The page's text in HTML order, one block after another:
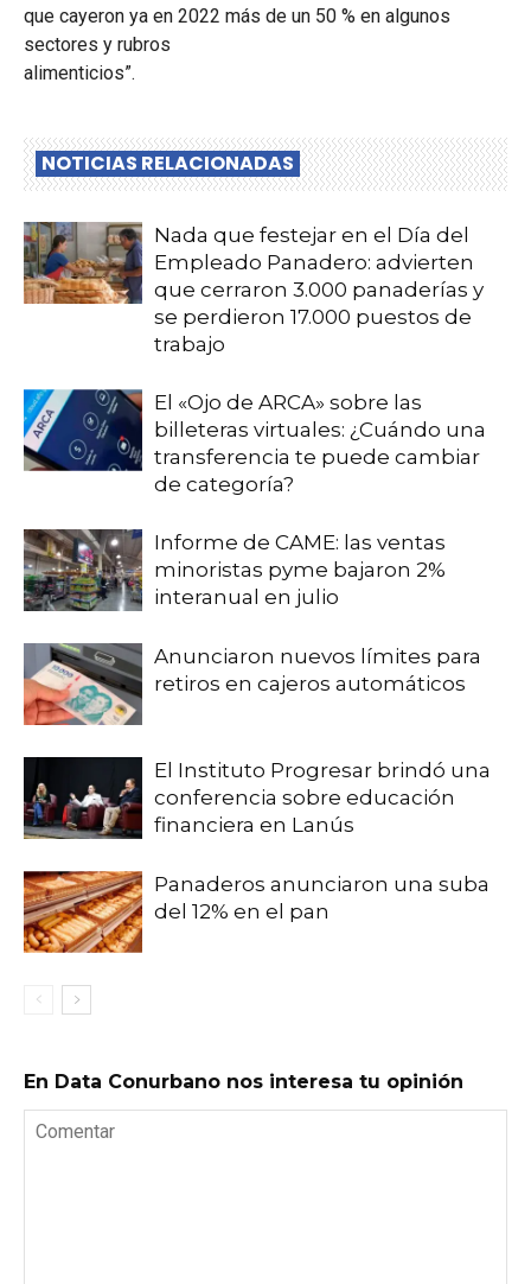
que cayeron ya en 2022 más de un 50 % en algunos
sectores y rubros
alimenticios”.
NOTICIAS RELACIONADAS
Nada que festejar en el Día del
Empleado Panadero: advierten
que cerraron 3.000 panaderías y
se perdieron 17.000 puestos de
trabajo
El «Ojo de ARCA» sobre las
billeteras virtuales: ¿Cuándo una
transferencia te puede cambiar
de categoría?
Informe de CAME: las ventas
minoristas pyme bajaron 2%
interanual en julio
Anunciaron nuevos límites para
retiros en cajeros automáticos
El Instituto Progresar brindó una
conferencia sobre educación
financiera en Lanús
Panaderos anunciaron una suba
del 12% en el pan
En Data Conurbano nos interesa tu opinión